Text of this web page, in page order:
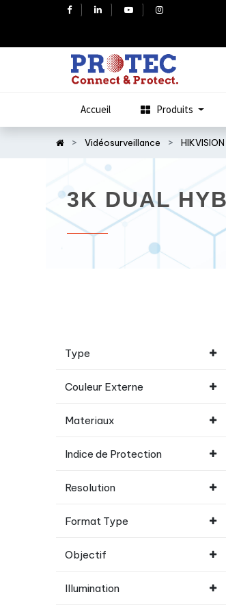
Accueil Produits
Vidéosurveillance
3K DUAL
Type
Couleur Externe
Materiaux
Indice de Protection
Resolution
Format Type
Objectif
Illumination